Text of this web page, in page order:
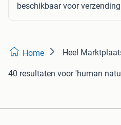
beschikbaar voor
Home Heel
40 resultaten voor 'human